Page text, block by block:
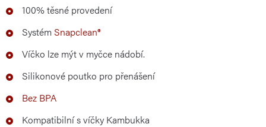
100% těsné provedení
Systém Snapclean®
Víčko lze mýt v myčce nádobí.
Silikonové poutko pro přenášení
Bez BPA
Kompatibilní s víčky Kambukka